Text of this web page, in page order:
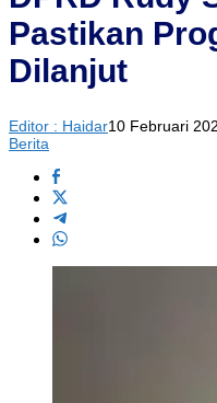
Pastikan
Dilanjut
Editor : Haidar10 Februari
Berita